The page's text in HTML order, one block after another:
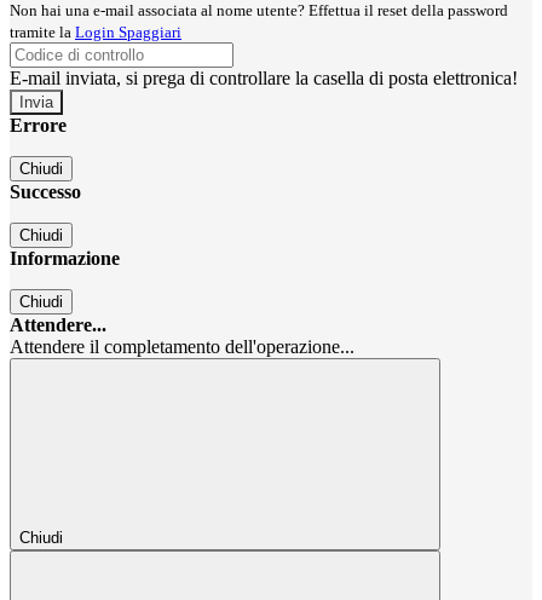
Non hai una e-mail associata al nome utente? Effettua il reset della password
tramite la Login Spaggiari
E-mail inviata, si prega di controllare la casella di posta elettronica!
Errore
Chiudi
Successo
Chiudi
Informazione
Chiudi
Attendere...
Attendere il completamento dell'operazione...
Chiudi